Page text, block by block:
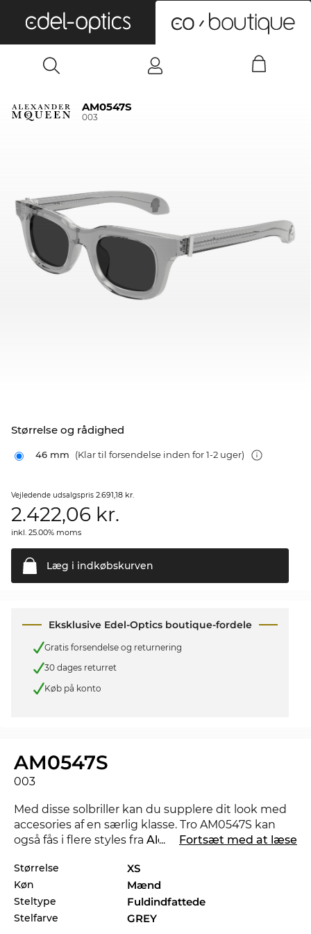
AM0547S
003
Størrelse og rådighed
46 mm (Klar til forsendelse inden for 1-2 uger)
Vejledende udsalgspris 2.691,18 kr.
2.422,06 kr.
inkl. 25.00% moms
Læg i indkøbskurven
Eksklusive Edel-Optics boutique-fordele
Gratis forsendelse og returnering
30 dages returret
Køb på konto
AM0547S
003
Med disse solbriller kan du supplere dit look med
accesories af en særlig klasse. Tro AM0547S kan
også fås i flere styles fra Alexander McQueen
onlineshop.
Ligetil og stærk i materialer og udførelse:
herrebrille
står for stilfuldt design og
... Fortsæt med at læse
Størrelse XS
Køn Mænd
Steltype Fuldindfattede
Stelfarve GREY